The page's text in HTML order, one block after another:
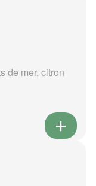
de mer, citron